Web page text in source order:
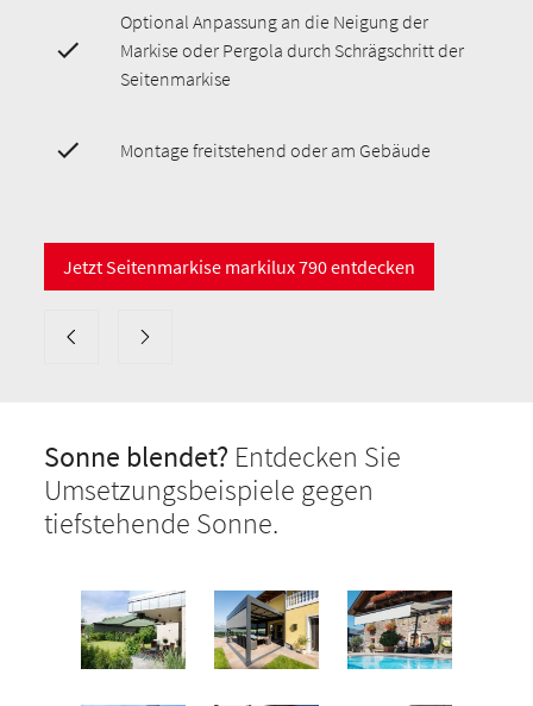
Optional Anpassung an die Neigung der
Markise oder Pergola durch Schrägschritt der
Seitenmarkise
Montage freitstehend oder am Gebäude
Jetzt Seitenmarkise markilux 790 entdecken
Sonne blendet? Entdecken Sie
Umsetzungsbeispiele gegen
tiefstehende Sonne.